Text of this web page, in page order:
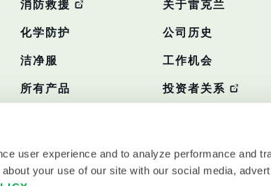
user experience and to analyze performance and
your use of our site with our social media,
消防救援
化学防护
洁净服
所有产品
关于雷克兰
公司历史
工作机会
投资者关系